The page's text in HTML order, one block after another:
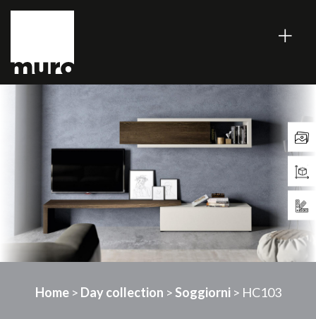
Home> Day collection >Soggiorni> HC103